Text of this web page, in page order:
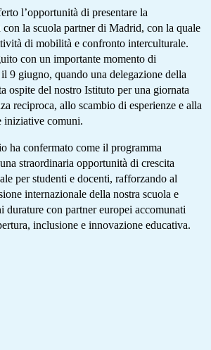
l’opportunità di presentare la
la scuola partner di Madrid, con la quale
di mobilità e confronto interculturale.
con un importante momento di
9 giugno, quando una delegazione della
ospite del nostro Istituto per una giornata
reciproca, allo scambio di esperienze e alla
iniziative comuni.
ha confermato come il programma
straordinaria opportunità di crescita
per studenti e docenti, rafforzando al
internazionale della nostra scuola e
durature con partner europei accomunati
inclusione e innovazione educativa.